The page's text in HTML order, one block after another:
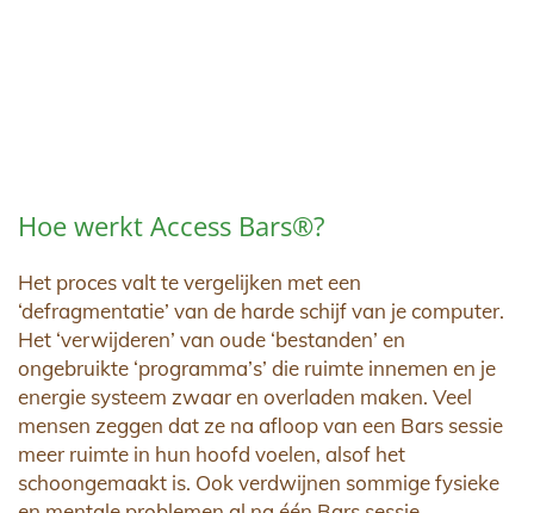
Hoe werkt Access Bars®?
Het proces valt te vergelijken met een
‘defragmentatie’ van de harde schijf van je computer.
Het ‘verwijderen’ van oude ‘bestanden’ en
ongebruikte ‘programma’s’ die ruimte innemen en je
energie systeem zwaar en overladen maken. Veel
mensen zeggen dat ze na afloop van een Bars sessie
meer ruimte in hun hoofd voelen, alsof het
schoongemaakt is. Ook verdwijnen sommige fysieke